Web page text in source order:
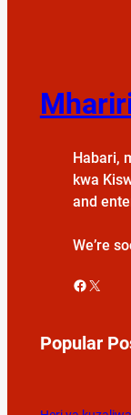
Habari,
kwa
and
We’re
Facebook X
Popular